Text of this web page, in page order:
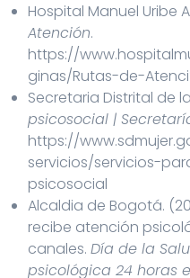
Hospital Manuel Uribe
Atención.
https://
ginas/Rutas-de-
Secretaria Distrital de
psicosocial |
https://
servicios/servicios-
psicosocial
Alcaldia de Bogotá.
recibe atención
canales. Día de la
psicológica 24 horas